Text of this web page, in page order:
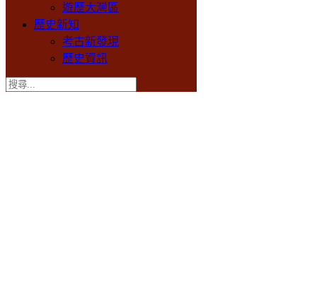
遊歷大灣區
歷史新知
考古新發現
歷史資訊